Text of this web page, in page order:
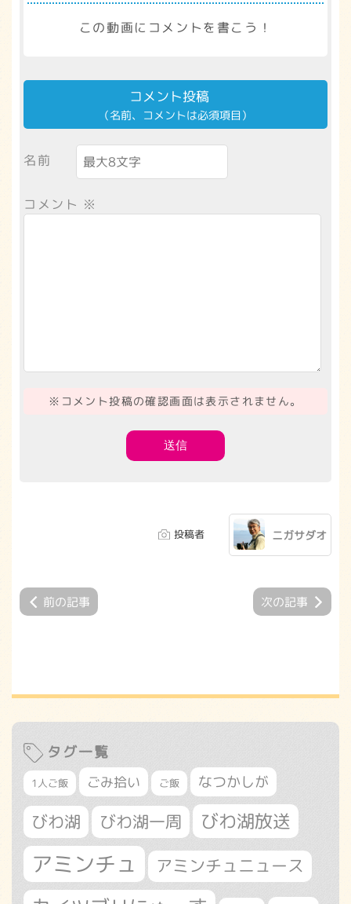
この動画にコメントを書こう！
コメント投稿
（名前、コメントは必須項目）
名前
コメント ※
※コメント投稿の確認画面は表示されません。
投稿者 ニガサダオ
前の記事 次の記事
タグ一覧
1人ご飯 ごみ拾い ご飯 なつかしが
びわ湖 びわ湖一周 びわ湖放送
アミンチュ アミンチュニュース